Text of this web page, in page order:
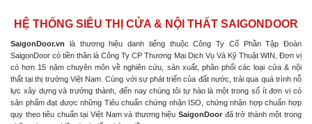
HỆ THỐNG SIÊU THỊ CỬA & NỘI THẤT SAIGONDOOR
SaigonDoor.vn là thương hiệu danh tiếng thuộc Công Ty Cổ Phần Tập Đoàn
SaigonDoor có tiền thân là Công Ty CP Thương Mại Dịch Vụ Và Kỹ Thuật WIN, Đơn vị
có hơn 15 năm chuyên môn về nghiên cứu, sản xuất, phân phối các loại cửa & nội
thất tại thị trường Việt Nam. Cùng với sự phát triển của đất nước, trải qua quá trình nỗ
lực xây dựng và trưởng thành, đến nay chúng tôi tự hào là một trong số ít đơn vị có
sản phẩm đạt được những Tiêu chuẩn chứng nhận ISO, chứng nhận hợp chuẩn hợp
quy theo tiêu chuẩn tại Việt Nam và thương hiệu SaigonDoor đã trở thành một trong